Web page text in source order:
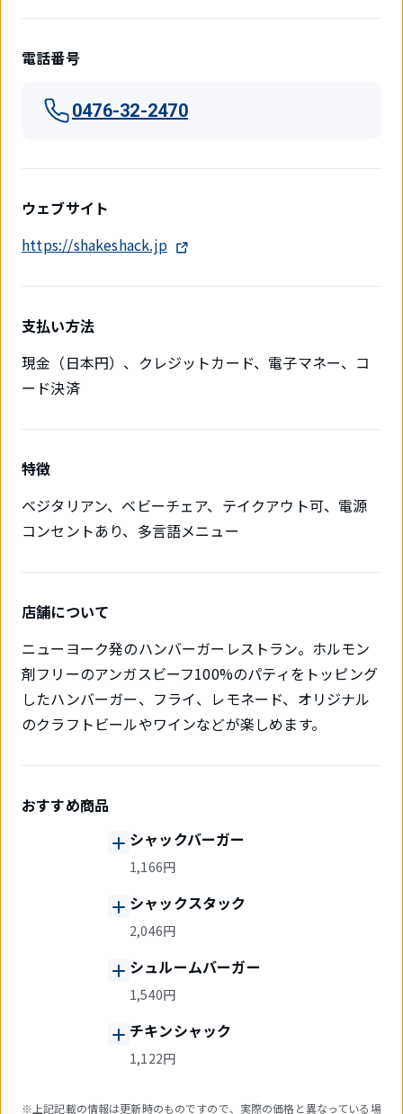
電話番号
0476-32-2470
ウェブサイト
https://shakeshack.jp
支払い方法
現金（日本円）、クレジットカード、電子マネー、コ
ード決済
特徴
ベジタリアン、ベビーチェア、テイクアウト可、電源
コンセントあり、多言語メニュー
店舗について
ニューヨーク発のハンバーガーレストラン。ホルモン
剤フリーのアンガスビーフ100%のパティをトッピング
したハンバーガー、フライ、レモネード、オリジナル
のクラフトビールやワインなどが楽しめます。
おすすめ商品
シャックバーガー
1,166円
シャックスタック
2,046円
シュルームバーガー
1,540円
チキンシャック
1,122円
※上記記載の情報は更新時のものですので、実際の価格と異なっている場